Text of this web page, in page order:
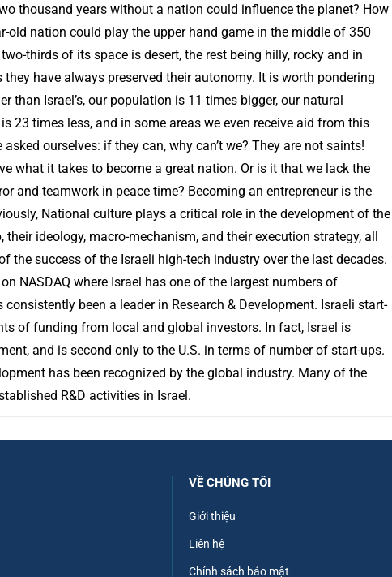
thousand years without a nation could influence the planet? How
nation could play the upper hand game in the middle of 350
thirds of its space is desert, the rest being hilly, rocky and in
have always preserved their autonomy. It is worth pondering
than Israel’s, our population is 11 times bigger, our natural
23 times less, and in some areas we even receive aid from this
ourselves: if they can, why can’t we? They are not saints!
what it takes to become a great nation. Or is it that we lack the
and teamwork in peace time? Becoming an entrepreneur is the
National culture plays a critical role in the development of the
ideology, macro-mechanism, and their execution strategy, all
the success of the Israeli high-tech industry over the last decades.
NASDAQ where Israel has one of the largest numbers of
been a leader in Research & Development. Israeli start-
of funding from local and global investors. In fact, Israel is
and is second only to the U.S. in terms of number of start-ups.
has been recognized by the global industry. Many of the
R&D activities in Israel.
VỀ CHÚNG TÔI
Giới thiệu
Liên hệ
Chính sách bảo mật